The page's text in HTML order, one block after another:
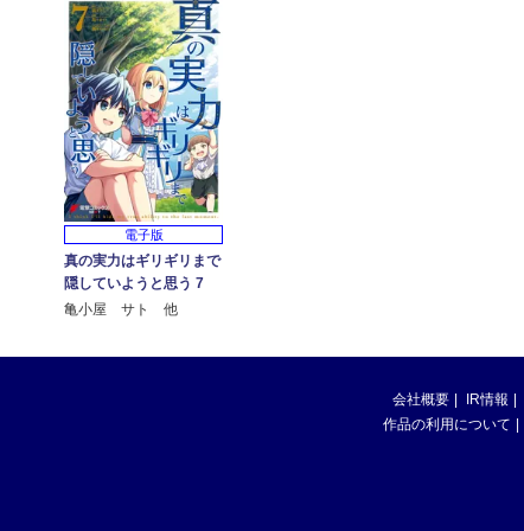
電子版
真の実力はギリギリまで
隠していようと思う 7
亀小屋 サト 他
会社概要 IR情報
作品の利用について